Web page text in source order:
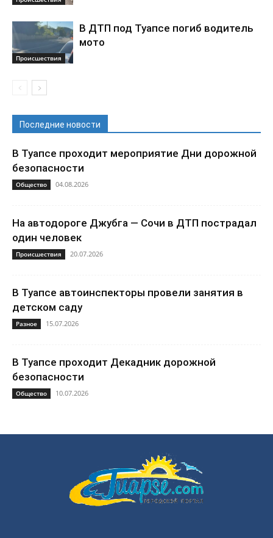
Происшествия
В ДТП под Туапсе погиб водитель
мото
Последние новости
В Туапсе проходит мероприятие Дни дорожной
безопасности
Общество 04.08.2026
На автодороге Джубга — Сочи в ДТП пострадал
один человек
Происшествия 20.07.2026
В Туапсе автоинспекторы провели занятия в
детском саду
Разное 15.07.2026
В Туапсе проходит Декадник дорожной
безопасности
Общество 10.07.2026